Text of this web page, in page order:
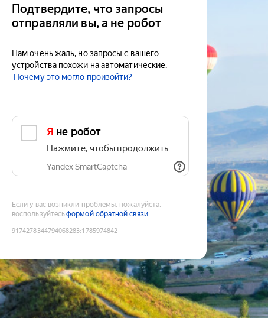
Подтвердите, что запросы
отправляли вы, а не робот
Нам очень жаль, но запросы с вашего
устройства похожи на автоматические.
Почему это могло произойти?
Я не робот
Нажмите, чтобы продолжить
Yandex SmartCaptcha
Если у вас возникли проблемы, пожалуйста,
воспользуйтесьформой обратной связи
9174278344794068283:1785974842